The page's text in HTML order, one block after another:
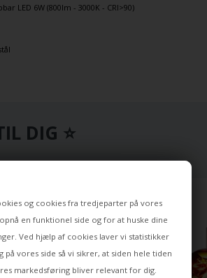
og cookies fra tredjeparter på vores
en funktionel side og for at huske dine
Ved hjælp af cookies laver vi statistikker
på vores side så vi sikrer, at siden hele tiden
markedsføring bliver relevant for dig.
LED 6W (800lm - 3000K - CRI>90)
DIG ⭐